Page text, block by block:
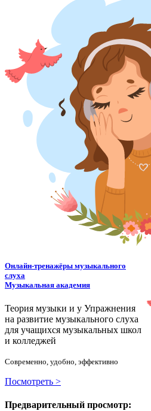
Онлайн-тренажёры музыкального
слуха
Музыкальная академия
Теория музыки и у Упражнения
на развитие музыкального слуха
для учащихся музыкальных школ
и колледжей
Современно, удобно, эффективно
Посмотреть >
Предварительный просмотр: